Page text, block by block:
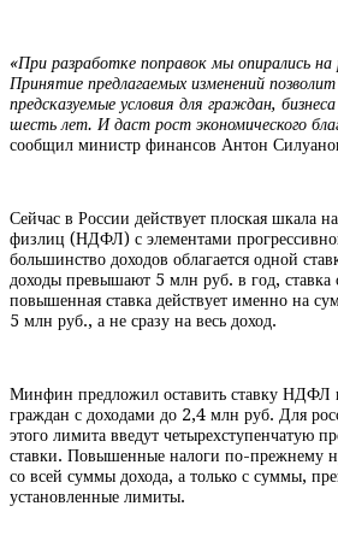
«При разработке поправок мы опирались на
Принятие предлагаемых изменений
предсказуемые условия для граждан,
шесть лет. И даст рост экономического
сообщил министр финансов Антон
Сейчас в России действует плоская шкала
физлиц (НДФЛ) с элементами
большинство доходов облагается одной
доходы превышают 5 млн руб. в год, ставка
повышенная ставка действует именно на
5 млн руб., а не сразу на весь доход.
Минфин предложил оставить ставку НДФЛ
граждан с доходами до 2,4 млн руб. Для
этого лимита введут четырехступенчатую
ставки. Повышенные налоги по-прежнему
со всей суммы дохода, а только с суммы,
установленные лимиты.